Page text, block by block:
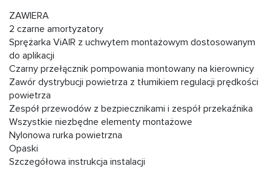
ZAWIERA
2 czarne amortyzatory
Sprężarka ViAIR z uchwytem montażowym dostosowanym
do aplikacji
Czarny przełącznik pompowania montowany na kierownicy
Zawór dystrybucji powietrza z tłumikiem regulacji prędkości
powietrza
Zespół przewodów z bezpiecznikami i zespół przekaźnika
Wszystkie niezbędne elementy montażowe
Nylonowa rurka powietrzna
Opaski
Szczegółowa instrukcja instalacji